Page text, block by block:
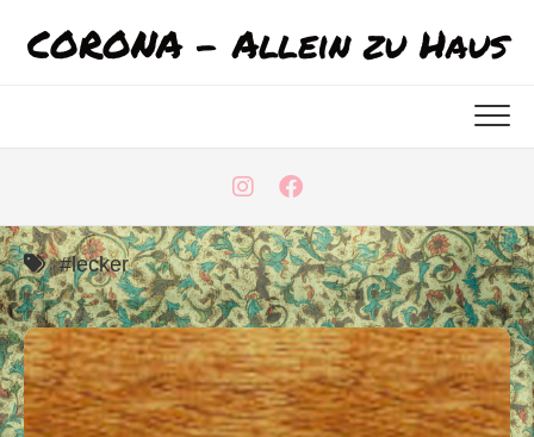
contentCORONA - Allein zu Haus
#lecker